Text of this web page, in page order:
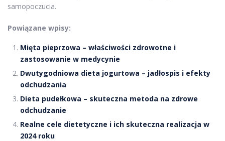
samopoczucia.
Powiązane wpisy:
Mięta pieprzowa – właściwości zdrowotne i
zastosowanie w medycynie
Dwutygodniowa dieta jogurtowa – jadłospis i efekty
odchudzania
Dieta pudełkowa – skuteczna metoda na zdrowe
odchudzanie
Realne cele dietetyczne i ich skuteczna realizacja w
2024 roku